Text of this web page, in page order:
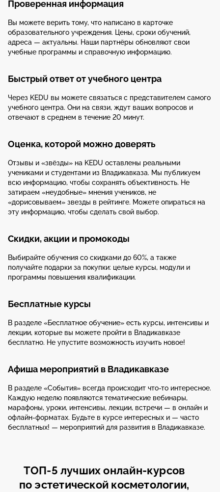
Проверенная информация
Вы можете верить тому, что написано в карточке
образовательного учреждения. Цены, сроки обучений,
адреса — актуальны. Наши партнёры обновляют свои
учебные программы и справочную информацию.
Быстрый ответ от учебного центра
Через KEDU вы можете связаться с представителем самого
учебного центра. Они на связи, ждут ваших вопросов и
отвечают в среднем в течение 20 минут.
Оценка, которой можно доверять
Отзывы и «звёзды» на KEDU оставлены реальными
учениками и студентами из Владикавказа. Мы публикуем
всю информацию, чтобы сохранять объективность. Не
затираем «неудобные» мнения учеников, не
«дорисовываем» звезды в рейтинге. Можете опираться на
эту информацию, чтобы сделать свой выбор.
Скидки, акции и промокоды
Выбирайте обучения со скидками до 60%, а также
получайте подарки за покупки: целые курсы, модули и
программы повышения квалификации.
Бесплатные курсы
В разделе «Бесплатное обучение» есть курсы, интенсивы и
лекции, которые вы можете пройти в Владикавказе
бесплатно. Не упустите возможность изучить новое!
Афиша мероприятий в Владикавказе
В разделе «События» всегда происходит что-то интересное.
Каждую неделю появляются тематические вебинары,
марафоны, уроки, интенсивы, лекции, встречи — в онлайн и
офлайн-форматах. Будьте в курсе интересных и — часто
бесплатных! — мероприятий для развития в Владикавказе.
ТОП-5 лучших онлайн-курсов
по эстетической косметологии,